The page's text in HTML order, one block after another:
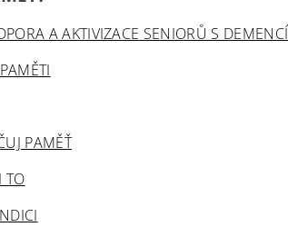
A AKTIVIZACE SENIORŮ S DEMENCÍ
PAMĚŤ
TO